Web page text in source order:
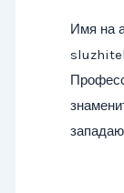
Имя на
sluzhitel